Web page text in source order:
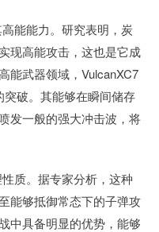
能能力。研究表明，炭
现高能攻击，这也是它成
能武器领域，VulcanXC7
破。其能够在瞬间储存
发一般的强大冲击波，将
质。据专家分析，这种
能够抵御常态下的子弹攻
中具备明显的优势，能够